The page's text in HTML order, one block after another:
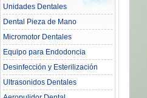
Unidades Dentales
Dental Pieza de Mano
Micromotor Dentales
Equipo para Endodoncia
Desinfección y Esterilización
Ultrasonidos Dentales